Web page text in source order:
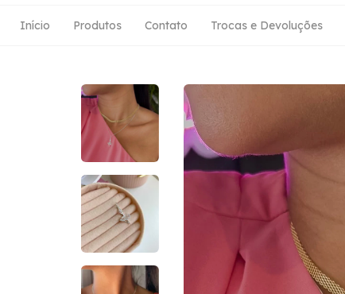
Início Produtos Contato Trocas e Devoluções